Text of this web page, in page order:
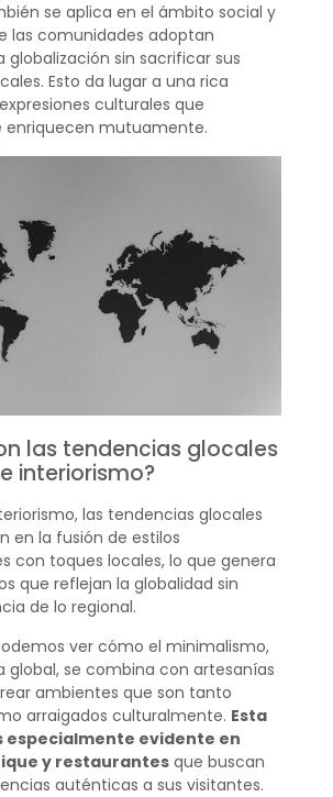
se aplica en el ámbito social y
las comunidades adoptan
globalización sin sacrificar sus
Esto da lugar a una rica
culturales que
enriquecen mutuamente.
las tendencias glocales
interiorismo?
las tendencias glocales
en la fusión de estilos
con toques locales, lo que genera
que reflejan la globalidad sin
de lo regional.
ver cómo el minimalismo,
global, se combina con artesanías
ambientes que son tanto
arraigados culturalmente. Esta
especialmente evidente en
y restaurantesque buscan
auténticas a sus visitantes.